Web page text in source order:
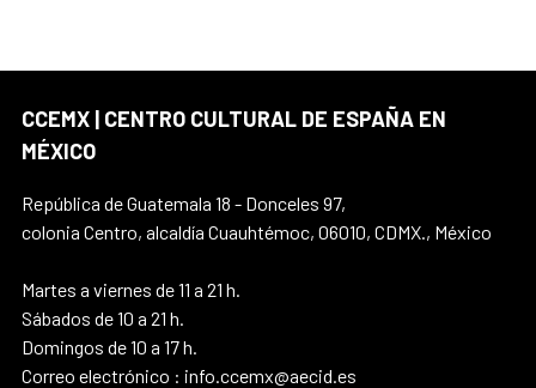
CCEMX | CENTRO CULTURAL DE ESPAÑA EN
MÉXICO
República de Guatemala 18 - Donceles 97,
colonia Centro, alcaldía Cuauhtémoc, 06010, CDMX., México
Martes a viernes de 11 a 21 h.
Sábados de 10 a 21 h.
Domingos de 10 a 17 h.
Correo electrónico : info.ccemx@aecid.es